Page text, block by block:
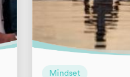
Mindset